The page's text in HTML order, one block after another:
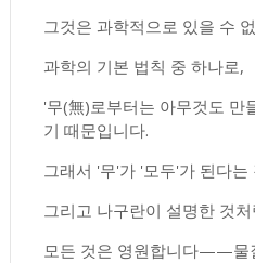
그것은 과학적으로 있을 수
과학의 기본 법칙 중 하나로,
'무(無)로부터는 아무것도 만
기 때문입니다.
그래서 '무'가 '모두'가 된다는
그리고 나구란이 설명한 것처
모든 것은 영원합니다——물